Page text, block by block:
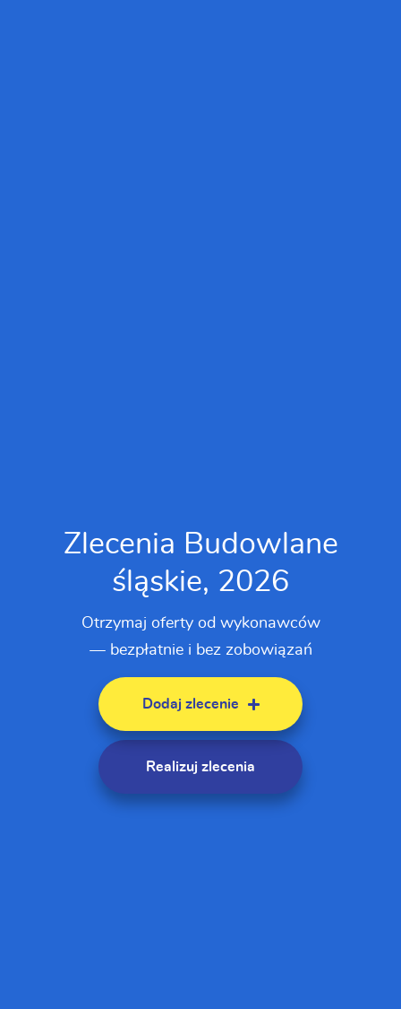
Zlecenia Budowlane
śląskie, 2026
Otrzymaj oferty od wykonawców
— bezpłatnie i bez zobowiązań
Dodaj zlecenie
Realizuj zlecenia